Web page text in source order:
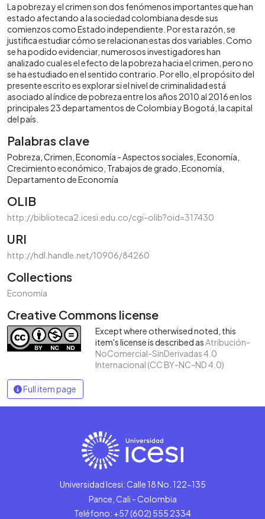
La pobreza y el crimen son dos fenómenos importantes que han
estado afectando a la sociedad colombiana desde sus
comienzos como Estado independiente. Por esta razón, se
justifica estudiar cómo se relacionan estas dos variables. Como
se ha podido evidenciar, numerosos investigadores han
analizado cual es el efecto de la pobreza hacia el crimen, pero no
se ha estudiado en el sentido contrario. Por ello, el propósito del
presente escrito es explorar si el nivel de criminalidad está
asociado al índice de pobreza entre los años 2010 al 2016 en los
principales 23 departamentos de Colombia y Bogotá, la capital
del país.
Palabras clave
Pobreza Crimen Economía - Aspectos sociales Economía
Crecimiento económico Trabajos de grado Economía
Departamento de Economía
OLIB
http://biblioteca2.icesi.edu.co/cgi-olib?oid=317430
URI
http://hdl.handle.net/10906/84260
Collections
Economía
Creative Commons license
Except where otherwised noted, this
item's license is described asAtribución-
NoComercial-SinDerivadas 4.0
Internacional (CC BY-NC-ND 4.0)
Full item page
Universidad Icesi: Calle 18 No. 122-135
Pance, Cali - Colombia
Teléfono: +57 (602) 555 2334